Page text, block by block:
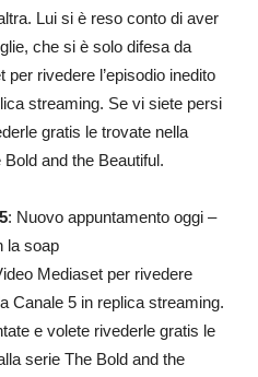
Lui si è reso conto di aver
che si è solo difesa da
rivedere l’episodio inedito
streaming. Se vi siete persi
gratis le trovate nella
and the Beautiful.
: Nuovo appuntamento oggi –
la soap
Mediaset per rivedere
Canale 5 in replica streaming.
e volete rivederle gratis le
serie The Bold and the